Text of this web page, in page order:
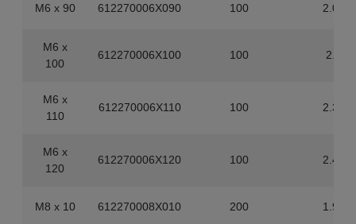
M6 x 90 612270006X090 100 2.09
M6 x
100
612270006X100 100 2.2
M6 x
110
612270006X110 100 2.31
M6 x
120
612270006X120 100 2.42
M8 x 10 612270008X010 200 1.94